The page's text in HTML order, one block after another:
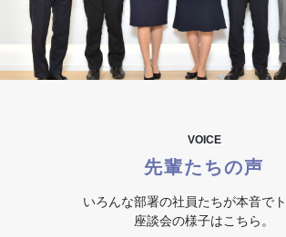
VOICE
先輩たちの声
いろんな部署の社員たちが本音でト
座談会の様子はこちら。